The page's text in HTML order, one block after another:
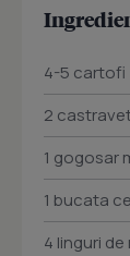
4-5 cartofi
2
1 gogosar
1 bucata
4 linguri